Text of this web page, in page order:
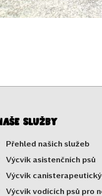
služby
Přehled našich služeb
Výcvik asistenčních psů
Výcvik
Výcvik vodících psů pro